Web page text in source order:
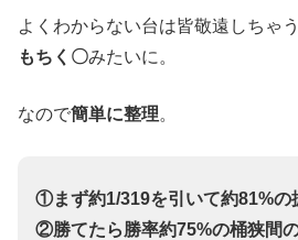
よくわからない台は皆敬遠しちゃ
もちく〇みたいに。
なので簡単に整理。
①まず約1/319を引いて約81%の
②勝てたら勝率約75%の桶狭間の